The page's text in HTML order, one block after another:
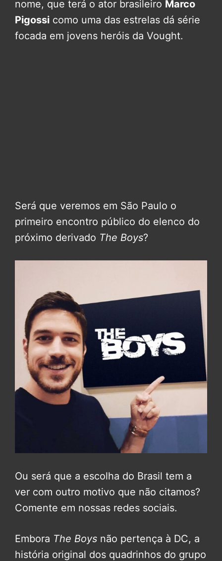
nome, que terá o ator brasileiro Marco
Pigossi como uma das estrelas dá série
focada em jovens heróis da Vought.
Será que veremos em São Paulo o
primeiro encontro público do elenco do
próximo derivado The Boys?
Ou será que a escolha do Brasil tem a
ver com outro motivo que não citamos?
Comente em nossas redes sociais.
Embora The Boys não pertença à DC, a
história original dos quadrinhos do grupo